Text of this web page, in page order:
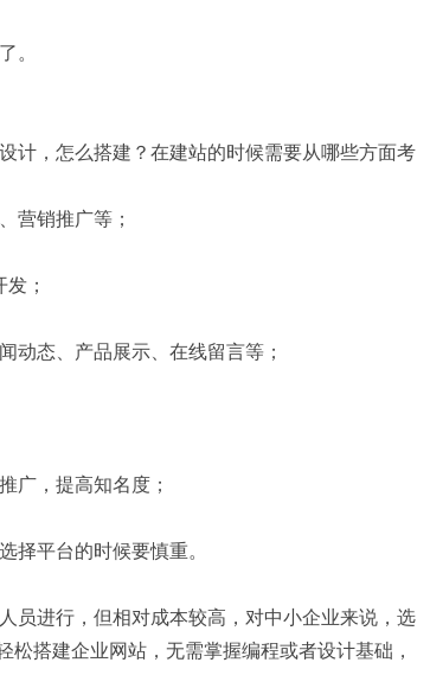
。
计，怎么搭建？在建站的时候需要从哪些方面考
营销推广等；
；
动态、产品展示、在线留言等；
广，提高知名度；
择平台的时候要慎重。
员进行，但相对成本较高，对中小企业来说，选
搭建企业网站，无需掌握编程或者设计基础，